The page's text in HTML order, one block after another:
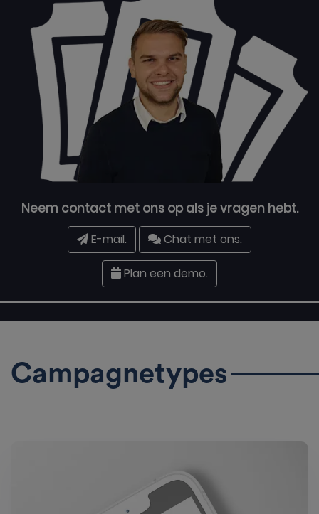
Neem contact met ons op als je vragen hebt.
E-mail. Chat met ons.
Plan een demo.
Campagnetypes